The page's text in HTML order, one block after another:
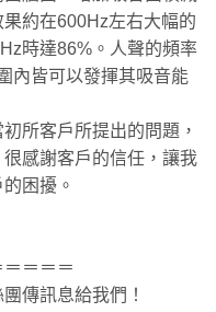
約在600Hz左右大幅的
時達86%。人聲的頻率
內皆可以發揮其吸音能
所客戶所提出的問題，
感謝客戶的信任，讓我
困擾。
＝＝＝
傳訊息給我們！